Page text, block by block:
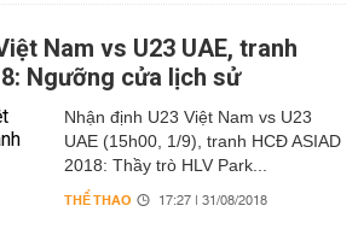
Nam vs U23 UAE, tranh
Ngưỡng cửa lịch sử
Nhận định U23 Việt Nam vs U23
UAE (15h00, 1/9), tranh HCĐ ASIAD
2018: Thầy trò HLV Park...
THỂ THAO 17:27 | 31/08/2018